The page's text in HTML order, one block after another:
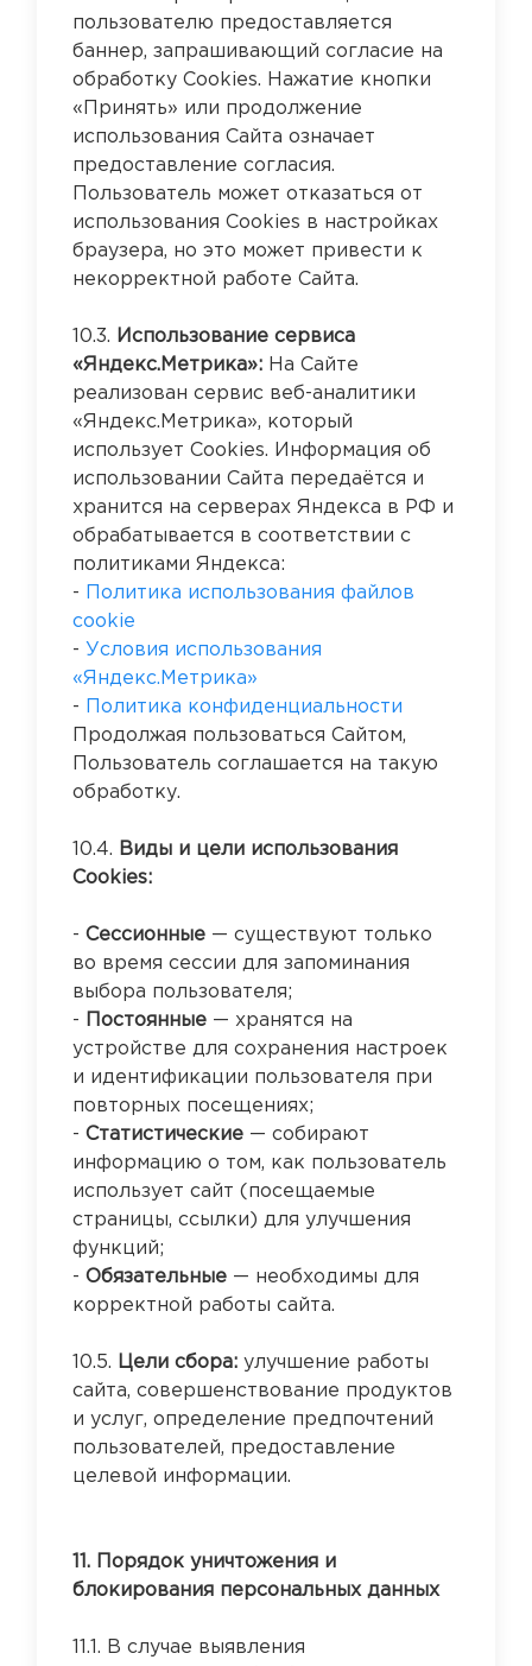
пользователю предоставляется
баннер, запрашивающий согласие на
обработку Cookies. Нажатие кнопки
«Принять» или продолжение
использования Сайта означает
предоставление согласия.
Пользователь может отказаться от
использования Cookies в настройках
браузера, но это может привести к
некорректной работе Сайта.
10.3. Использование сервиса
«Яндекс.Метрика»: На Сайте
реализован сервис веб-аналитики
«Яндекс.Метрика», который
использует Cookies. Информация об
использовании Сайта передаётся и
хранится на серверах Яндекса в РФ и
обрабатывается в соответствии с
политиками Яндекса:
-
Политика использования файлов
cookie
- Условия использования
«Яндекс.Метрика»
-
Политика конфиденциальности
Продолжая пользоваться Сайтом,
Пользователь соглашается на такую
обработку.
10.4. Виды и цели использования
Cookies:
- Сессионные — существуют только
во время сессии для запоминания
выбора пользователя;
-
Постоянные — хранятся на
устройстве для сохранения настроек
и идентификации пользователя при
повторных посещениях;
- Статистические — собирают
информацию о том, как пользователь
использует сайт (посещаемые
страницы, ссылки) для улучшения
функций;
- Обязательные — необходимы для
корректной работы сайта.
10.5. Цели сбора: улучшение работы
сайта, совершенствование продуктов
и услуг, определение предпочтений
пользователей, предоставление
целевой информации.
11. Порядок уничтожения и
блокирования персональных данных
11.1. В случае выявления